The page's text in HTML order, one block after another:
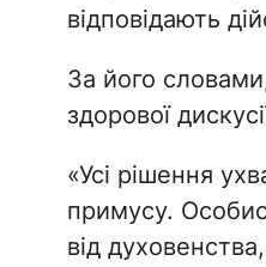
відповідають
За його
здорової
«Усі рішення
примусу.
від